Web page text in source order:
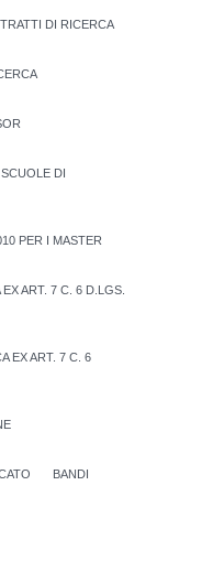
DI RICERCA
DI
PER I MASTER
ART. 7 C. 6 D.LGS.
EX ART. 7 C. 6
BANDI